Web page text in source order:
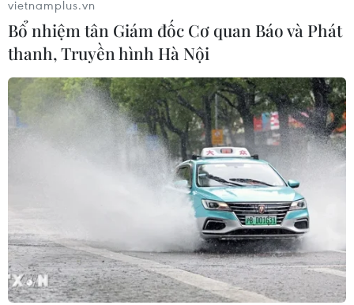
vietnamplus.vn
Bổ nhiệm tân Giám đốc Cơ quan Báo và Phát
thanh, Truyền hình Hà Nội